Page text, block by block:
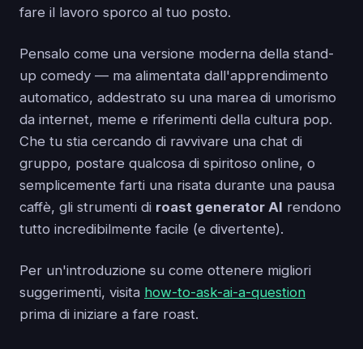
fare il lavoro sporco al tuo posto.
Pensalo come una versione moderna della stand-
up comedy — ma alimentata dall'apprendimento
automatico, addestrato su una marea di umorismo
da internet, meme e riferimenti della cultura pop.
Che tu stia cercando di ravvivare una chat di
gruppo, postare qualcosa di spiritoso online, o
semplicemente farti una risata durante una pausa
caffè, gli strumenti di roast generator AI rendono
tutto incredibilmente facile (e divertente).
Per un'introduzione su come ottenere migliori
suggerimenti, visita how-to-ask-ai-a-question
prima di iniziare a fare roast.